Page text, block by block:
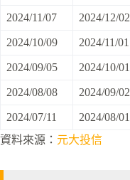
2024/11/07 2024/12/02
2024/10/09 2024/11/01
2024/09/05 2024/10/01
2024/08/08 2024/09/02
2024/07/11 2024/08/01
資料來源： 元大投信